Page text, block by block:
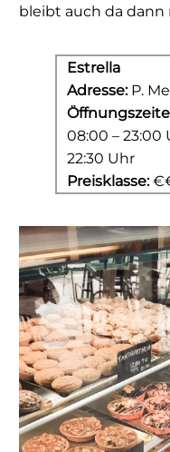
bleibt auch da dann
Estrella
Adresse:P.
08:00 – 23:00
22:30 Uhr
Preisklasse: